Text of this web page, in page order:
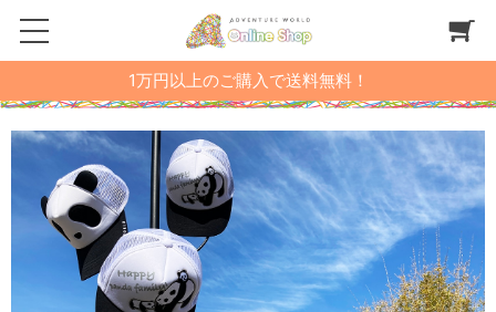
1万円以上のご購入で送料無料！